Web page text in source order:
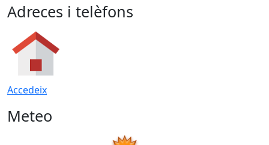
Adreces i telèfons
Accedeix
Meteo